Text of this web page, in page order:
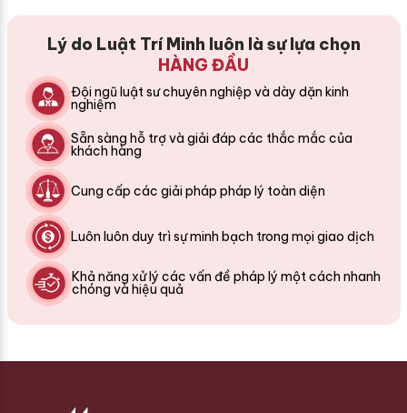
Lý do Luật Trí Minh luôn là sự lựa chọn
HÀNG ĐẦU
Đội ngũ luật sư chuyên nghiệp và dày dặn kinh
nghiệm
Sẵn sàng hỗ trợ và giải đáp các thắc mắc của
khách hàng
Cung cấp các giải pháp pháp lý toàn diện
Luôn luôn duy trì sự minh bạch trong mọi giao dịch
Khả năng xử lý các vấn đề pháp lý một cách nhanh
chóng và hiệu quả